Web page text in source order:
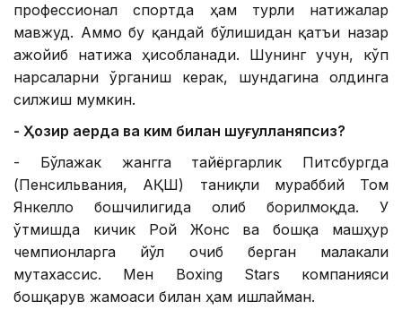
профессионал спортда ҳам турли натижалар
мавжуд. Аммо бу қандай бўлишидан қатъи назар
ажойиб натижа ҳисобланади. Шунинг учун, кўп
нарсаларни ўрганиш керак, шундагина олдинга
силжиш мумкин.
- Ҳозир қаерда ва ким билан шуғулланяпсиз?
- Бўлажак жангга тайёргарлик Питсбургда
(Пенсильвания, АҚШ) таниқли мураббий Том
Янкелло бошчилигида олиб борилмоқда. У
ўтмишда кичик Рой Жонс ва бошқа машҳур
чемпионларга йўл очиб берган малакали
мутахассис. Мен Boxing Stars компанияси
бошқарув жамоаси билан ҳам ишлайман.